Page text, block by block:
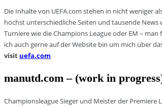
Die Inhalte von UEFA.com stehen in nicht weniger
höchst unterschiedliche Seiten und tausende
Turniere wie die Champions League oder EM –
ich auch gerne auf der Website bin um mich über
visit uefa.com
manutd.com – (work in
Championsleague Sieger und Meister der